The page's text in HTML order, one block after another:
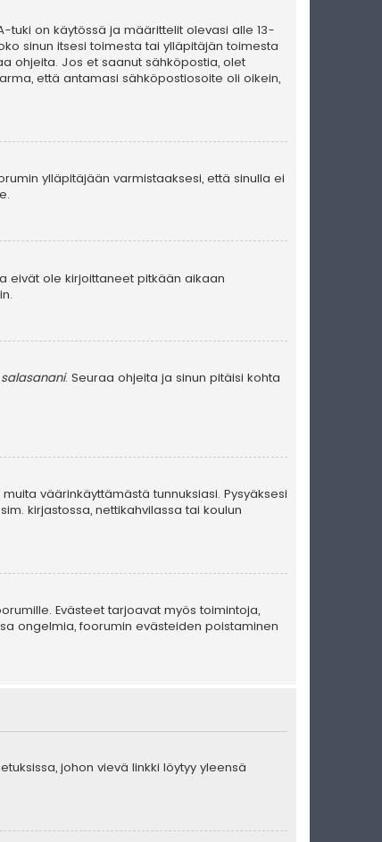
tuki on käytössä ja määrittelit olevasi alle 13-
sinun itsesi toimesta tai ylläpitäjän toimesta
ohjeita. Jos et saanut sähköpostia, olet
että antamasi sähköpostiosoite oli oikein,
ylläpitäjään varmistaaksesi, että sinulla ei
eivät ole kirjoittaneet pitkään aikaan
. Seuraa ohjeita ja sinun pitäisi kohta
väärinkäyttämästä tunnuksiasi. Pysyäksesi
kirjastossa, nettikahvilassa tai koulun
Evästeet tarjoavat myös toimintoja,
ongelmia, foorumin evästeiden poistaminen
johon vievä linkki löytyy yleensä